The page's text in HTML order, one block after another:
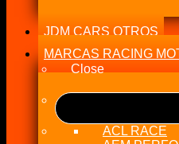
JDM CARS OTROS
MARCAS RACING
Close
ACL RACE